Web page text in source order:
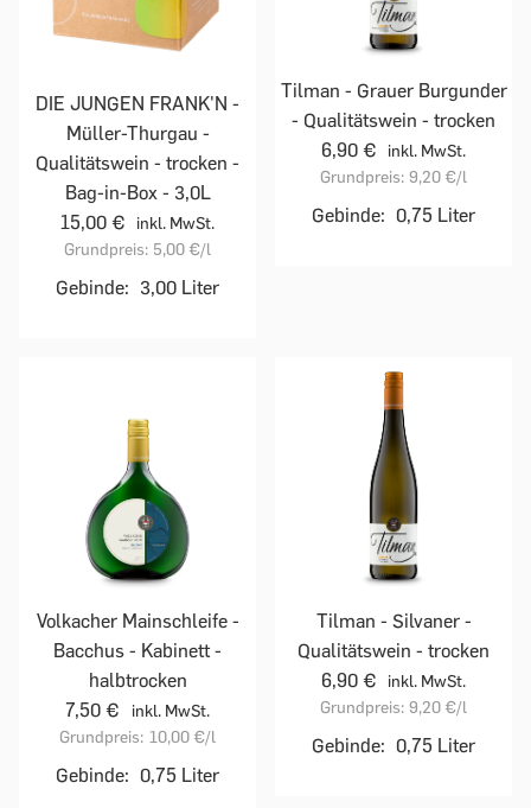
DIE JUNGEN FRANK'N -
Müller-Thurgau -
Qualitätswein - trocken -
Bag-in-Box - 3,0L
15,00 €
inkl. MwSt.
Grundpreis: 5,00 €/l
Gebinde: 3,00 Liter
Tilman - Grauer Burgunder
- Qualitätswein - trocken
6,90 €
inkl. MwSt.
Grundpreis: 9,20 €/l
Gebinde: 0,75 Liter
Volkacher Mainschleife -
Bacchus - Kabinett -
halbtrocken
7,50 €
inkl. MwSt.
Grundpreis: 10,00 €/l
Gebinde: 0,75 Liter
Tilman - Silvaner -
Qualitätswein - trocken
6,90 €
inkl. MwSt.
Grundpreis: 9,20 €/l
Gebinde: 0,75 Liter